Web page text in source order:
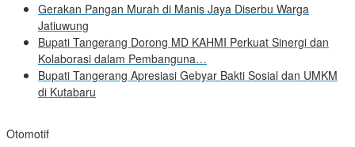
Gerakan Pangan Murah di Manis Jaya Diserbu Warga
Jatiuwung
Bupati Tangerang Dorong MD KAHMI Perkuat Sinergi dan
Kolaborasi dalam Pembanguna…
Bupati Tangerang Apresiasi Gebyar Bakti Sosial dan UMKM
di Kutabaru
Otomotif